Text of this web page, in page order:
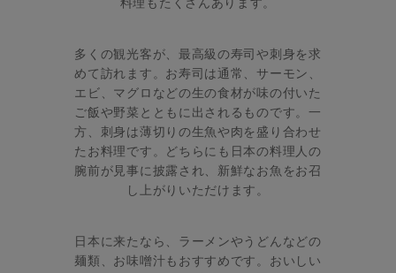
料理もたくさんあります。
多くの観光客が、最高級の寿司や刺身を求
めて訪れます。お寿司は通常、サーモン、
エビ、マグロなどの生の食材が味の付いた
ご飯や野菜とともに出されるものです。一
方、刺身は薄切りの生魚や肉を盛り合わせ
たお料理です。どちらにも日本の料理人の
腕前が見事に披露され、新鮮なお魚をお召
し上がりいただけます。
日本に来たなら、ラーメンやうどんなどの
麺類、お味噌汁もおすすめです。おいしい